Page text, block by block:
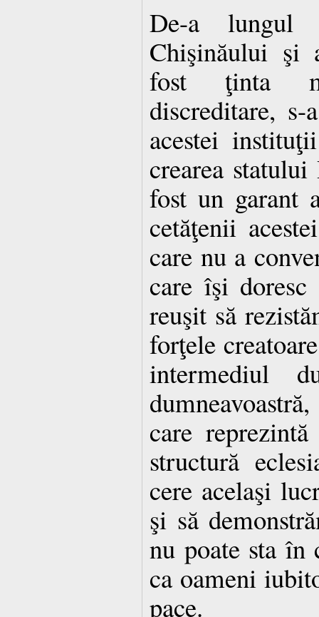
De-a lungul
Chişinăului şi
fost ţinta
discreditare,
acestei
crearea
fost un garant
cetăţenii
care nu a
care îşi
reuşit să
forţele
intermediul
care
structură
cere acelaşi
şi să
nu poate sta în
ca oameni
pace.